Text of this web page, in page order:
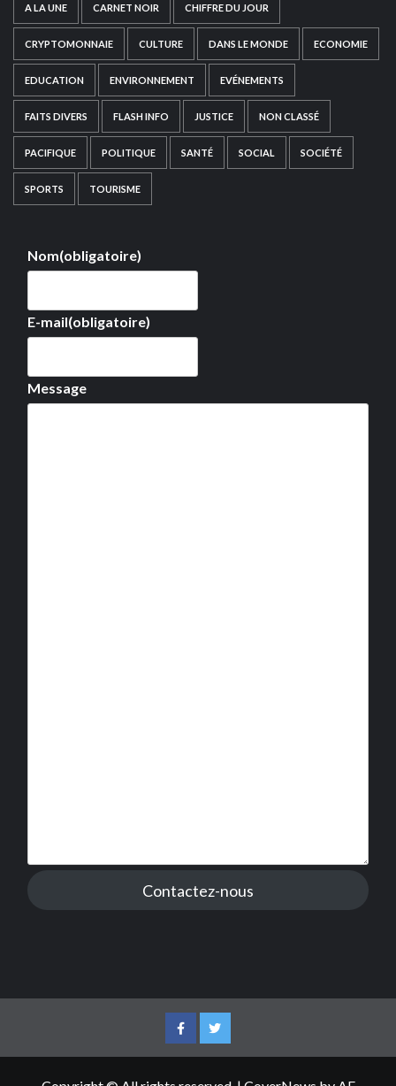
A LA UNE CARNET NOIR CHIFFRE DU JOUR
CRYPTOMONNAIE CULTURE DANS LE MONDE ECONOMIE
EDUCATION ENVIRONNEMENT EVÉNEMENTS
FAITS DIVERS FLASH INFO JUSTICE NON CLASSÉ
PACIFIQUE POLITIQUE SANTÉ SOCIAL SOCIÉTÉ
SPORTS TOURISME
Nom(obligatoire)
E-mail(obligatoire)
Message
Contactez-nous
FacebookTwitter